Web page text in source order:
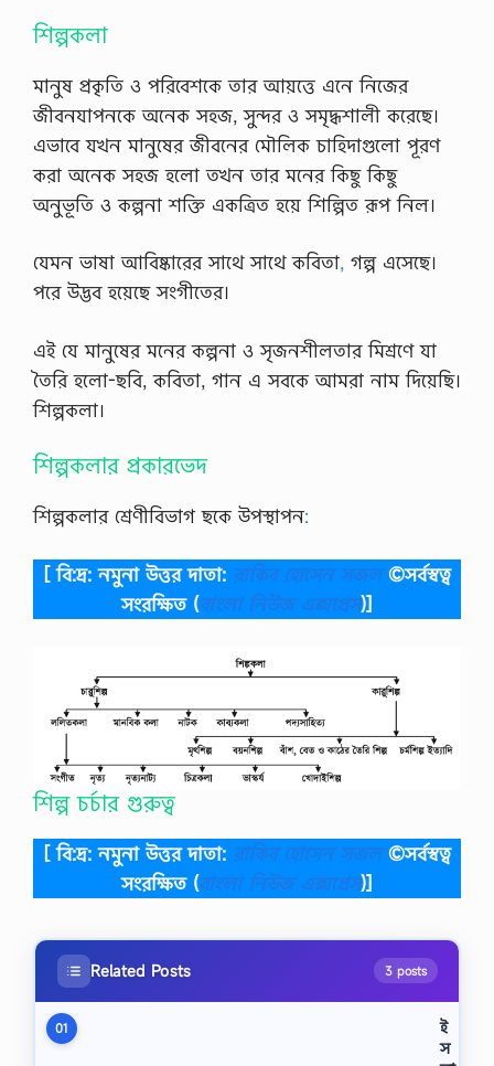
শিল্পকলা
মানুষ প্রকৃতি ও পরিবেশকে তার আয়ত্তে এনে নিজের
জীবনযাপনকে অনেক সহজ, সুন্দর ও সমৃদ্ধশালী করেছে।
এভাবে যখন মানুষের জীবনের মৌলিক চাহিদাগুলো পূরণ
করা অনেক সহজ হলাে তখন তার মনের কিছু কিছু
অনুভূতি ও কল্পনা শক্তি একত্রিত হয়ে শিল্পিত রূপ নিল।
যেমন ভাষা আবিষ্কারের সাথে সাথে কবিতা, গল্প এসেছে।
পরে উদ্ভব হয়েছে সংগীতের।
এই যে মানুষের মনের কল্পনা ও সৃজনশীলতার মিশ্রণে যা
তৈরি হলাে-ছবি, কবিতা, গান এ সবকে আমরা নাম দিয়েছি।
শিল্পকলা।
শিল্পকলার প্রকারভেদ
শিল্পকলার শ্রেণীবিভাগ ছকে উপস্থাপন:
[ বি:দ্র: নমুনা উত্তর দাতা: রাকিব হোসেন সজল©সর্বস্বত্ব
সংরক্ষিত (বাংলা নিউজ এক্সপ্রেস)]
শিল্প চর্চার গুরুত্ব
[ বি:দ্র: নমুনা উত্তর দাতা: রাকিব হোসেন সজল©সর্বস্বত্ব
সংরক্ষিত (বাংলা নিউজ এক্সপ্রেস)]
Related Posts 3 posts
01
ই
স